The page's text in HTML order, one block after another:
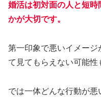
婚活は初対面の人と短時
かが大切です。
第一印象で悪いイメージ
て見てもらえない可能性
では一体どんな行動が